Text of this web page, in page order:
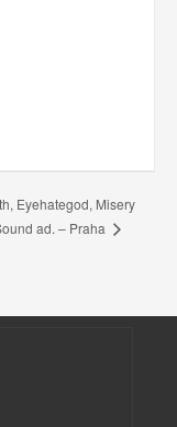
Eyehategod, Misery
ad. – Praha